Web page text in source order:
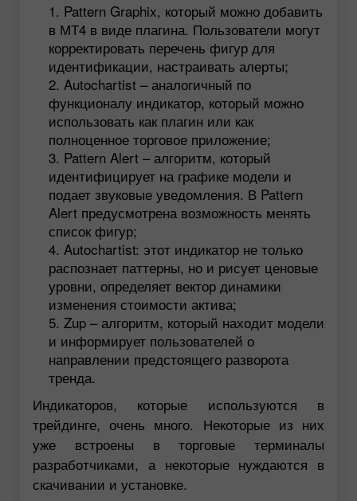
Pattern Graphix, который можно добавить
в МТ4 в виде плагина. Пользователи могут
корректировать перечень фигур для
идентификации, настраивать алерты;
Autochartist – аналогичный по
функционалу индикатор, который можно
использовать как плагин или как
полноценное торговое приложение;
Pattern Alert – алгоритм, который
идентифицирует на графике модели и
подает звуковые уведомления. В Pattern
Alert предусмотрена возможность менять
список фигур;
Autochartist: этот индикатор не только
распознает паттерны, но и рисует ценовые
уровни, определяет вектор динамики
изменения стоимости актива;
Zup – алгоритм, который находит модели
и информирует пользователей о
направлении предстоящего разворота
тренда.
Индикаторов, которые используются в
трейдинге, очень много. Некоторые из них
уже встроены в торговые терминалы
разработчиками, а некоторые нуждаются в
скачивании и установке.